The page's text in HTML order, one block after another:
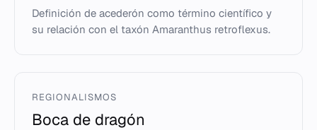
Definición de acederón como término científico y
su relación con el taxón Amaranthus retroflexus.
REGIONALISMOS
Boca de dragón